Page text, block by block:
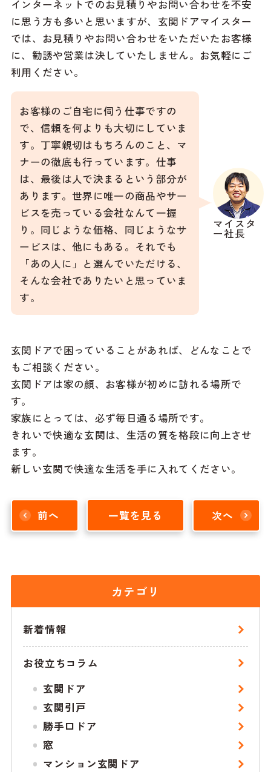
インターネットでのお見積りやお問い合わせを不安
に思う方も多いと思いますが、玄関ドアマイスター
では、お見積りやお問い合わせをいただいたお客様
に、勧誘や営業は決していたしません。お気軽にご
利用ください。
マイスタ
ー社長
お客様のご自宅に伺う仕事ですの
で、信頼を何よりも大切にしていま
す。丁寧親切はもちろんのこと、マ
ナーの徹底も行っています。仕事
は、最後は人で決まるという部分が
あります。世界に唯一の商品やサー
ビスを売っている会社なんて一握
り。同じような価格、同じようなサ
ービスは、他にもある。それでも
「あの人に」と選んでいただける、
そんな会社でありたいと思っていま
す。
玄関ドアで困っていることがあれば、どんなことで
もご相談ください。
玄関ドアは家の顔、お客様が初めに訪れる場所で
す。
家族にとっては、必ず毎日通る場所です。
きれいで快適な玄関は、生活の質を格段に向上させ
ます。
新しい玄関で快適な生活を手に入れてください。
前へ 一覧を見る 次へ
カテゴリ
新着情報
お役立ちコラム
玄関ドア
玄関引戸
勝手口ドア
窓
マンション玄関ドア